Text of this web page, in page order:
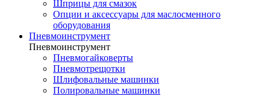
Шприцы для смазок
Опции и аксессуары для маслосменного
оборудования
Пневмоинструмент
Пневмоинструмент
Пневмогайковерты
Пневмотрещотки
Шлифовальные машинки
Полировальные машинки